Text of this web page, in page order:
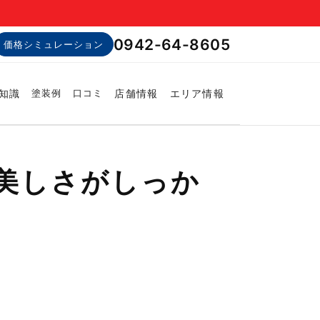
価格シミュレーション 0942-64-8605
識 塗装例 口コミ 店舗情報 エリア情報
しさがしっか